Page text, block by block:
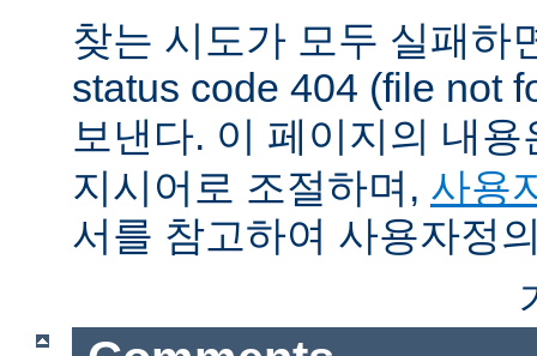
찾는 시도가 모두 실패하
status code 404 (file not
보낸다. 이 페이지의 내
지시어로 조절하며, 사용
서를 참고하여 사용자정